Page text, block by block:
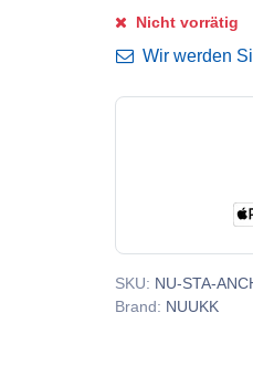
Nicht vorrätig
Wir werden
SKU: NU-STA-
Brand: NUUKK